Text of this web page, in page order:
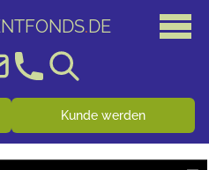
.DE
Kunde werden